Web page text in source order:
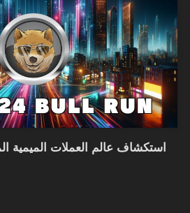
استكشاف عالم العملات الميمية